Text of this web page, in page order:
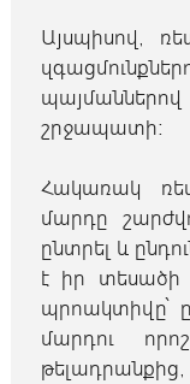
Այսպիսով,
շրջապատի։
Հակառակ
մարդը
ընտրել և
է իր
պրոակտիվը՝
մարդու